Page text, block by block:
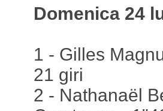
Domenica 24
1 - Gilles
21 giri
2 - Nathanaël